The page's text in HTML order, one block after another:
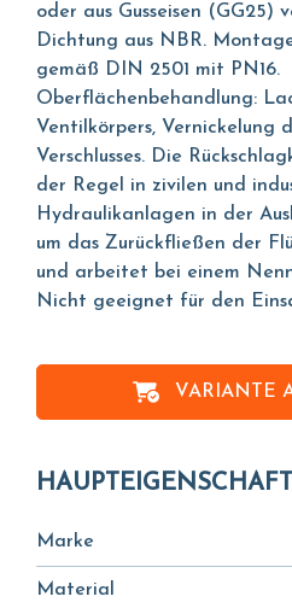
oder aus Gusseisen (GG25)
Dichtung aus NBR.
gemäß DIN 2501 mit PN16.
Oberflächenbehandlung:
Ventilkörpers, Vernickelung
Verschlusses. Die
der Regel in zivilen und
Hydraulikanlagen in der
um das Zurückfließen der
und arbeitet bei einem
Nicht geeignet für den
VARIANTE
Marke
Material